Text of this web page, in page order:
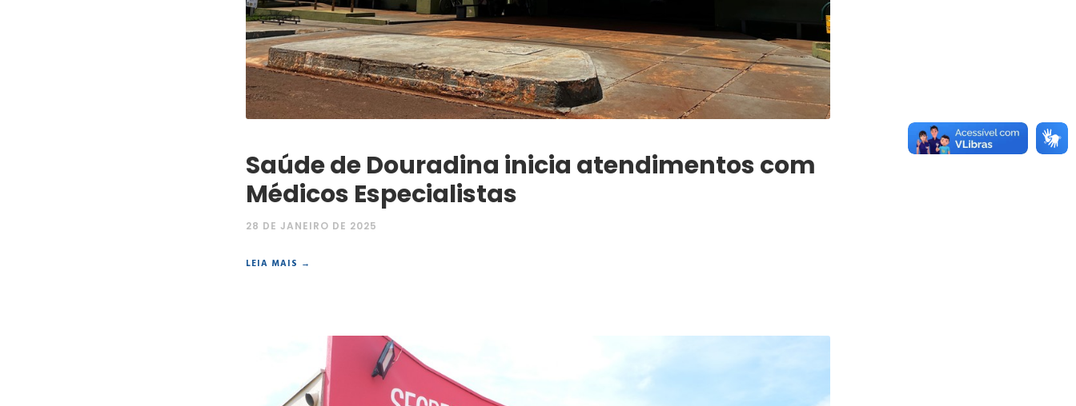
Saúde de Douradina inicia atendimentos com
Médicos Especialistas
28 DE JANEIRO DE 2025
LEIA MAIS →